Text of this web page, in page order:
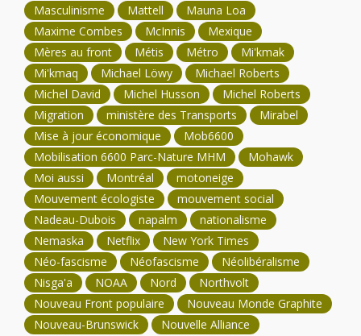
Masculinisme
Mattell
Mauna Loa
Maxime Combes
McInnis
Mexique
Mères au front
Métis Métro
Mi'kmak
Mi'kmaq
Michael Löwy
Michael Roberts
Michel David
Michel Husson
Michel Roberts
Migration
ministère des Transports
Mirabel
Mise à jour économique
Mob6600
Mobilisation 6600 Parc-Nature MHM
Mohawk
Moi aussi
Montréal
motoneige
Mouvement écologiste
mouvement social
Nadeau-Dubois
napalm
nationalisme
Nemaska
Netflix
New York Times
Néo-fascisme
Néofascisme
Néolibéralisme
Nisga'a
NOAA Nord
Northvolt
Nouveau Front populaire
Nouveau Monde Graphite
Nouveau-Brunswick
Nouvelle Alliance